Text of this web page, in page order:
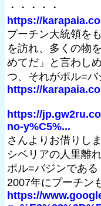
・・・・・
https://
プーチン大統領を
を訪れ、多くの物
めてだ」と言わし
つ、それがポル=バ
https://
https://
no-y%C5%...
さんよりお借りしま
シベリアの人里離
ポル=バジンである
2007年にプーチン
https://